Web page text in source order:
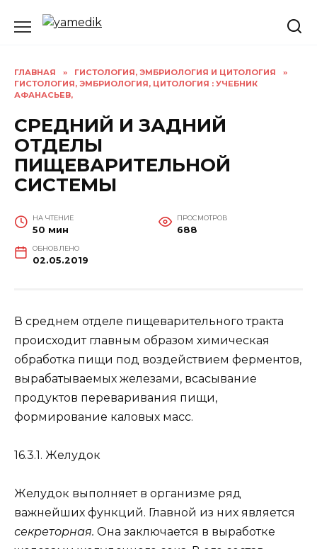
ГЛАВНАЯ » ГИСТОЛОГИЯ, ЭМБРИОЛОГИЯ И ЦИТОЛОГИЯ
»
ГИСТОЛОГИЯ, ЭМБРИОЛОГИЯ, ЦИТОЛОГИЯ : УЧЕБНИК
АФАНАСЬЕВ,
СРЕДНИЙ И ЗАДНИЙ
ОТДЕЛЫ
ПИЩЕВАРИТЕЛЬНОЙ
СИСТЕМЫ
НА ЧТЕНИЕ
50 мин
ПРОСМОТРОВ
688
ОБНОВЛЕНО
02.05.2019
В среднем отделе пищеварительного тракта
происходит главным образом химическая
обработка пищи под воздействием ферментов,
вырабатываемых железами, всасывание
продуктов переваривания пищи,
формирование каловых масс.
16.3.1. Желудок
Желудок выполняет в организме ряд
важнейших функций. Главной из них является
секреторная. Она заключается в выработке